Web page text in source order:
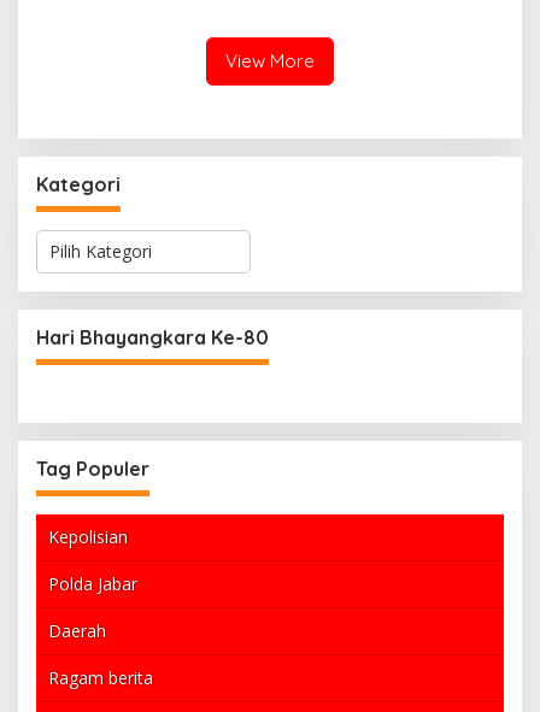
View More
Kategori
K
e
g
o
r
Hari Bhayangkara Ke-80
Tag Populer
Kepolisian
Polda Jabar
Daerah
Ragam berita